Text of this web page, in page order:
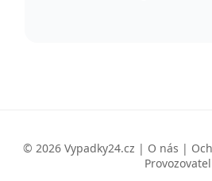
© 2026 Vypadky24.cz | O nás |
Provozovatel